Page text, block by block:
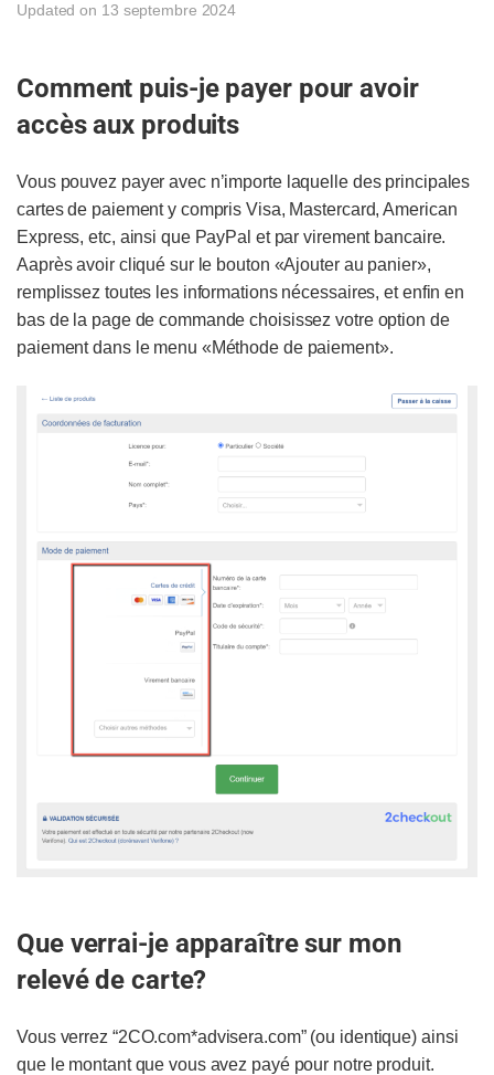
Updated on 13 septembre 2024
Comment puis-je payer pour avoir
accès aux produits
Vous pouvez payer avec n’importe laquelle des principales
cartes de paiement y compris Visa, Mastercard, American
Express, etc, ainsi que PayPal et par virement bancaire.
Aaprès avoir cliqué sur le bouton «Ajouter au panier»,
remplissez toutes les informations nécessaires, et enfin en
bas de la page de commande choisissez votre option de
paiement dans le menu «Méthode de paiement».
Que verrai-je apparaître sur mon
relevé de carte?
Vous verrez “2CO.com*advisera.com” (ou identique) ainsi
que le montant que vous avez payé pour notre produit.